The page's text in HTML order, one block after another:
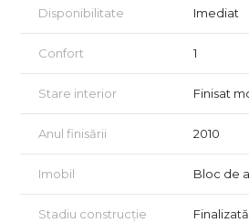
Localizare excelentă
• Restaurante, cafenele, centre
• Școli, colegii, licee și școli de arte
• Piața Obor, Ștefan cel Mare, Moșilor
• Acces rapid la multiple mijloace de
Certificatul energetic va fi prezentat
Pentru detalii sau vizionare, ne
spre reușită.
Disponibilitate Imediat
Confort 1
Stare interior Finisat
Anul finisării 2010
Imobil Bloc de
Stadiu construcție Finalizată